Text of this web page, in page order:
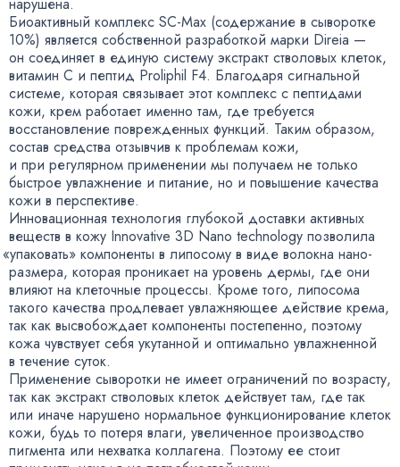
Биоактивный комплекс SC-Max (содержание в сыворотке
10%) является собственной разработкой марки Direia —
он соединяет в единую систему экстракт стволовых клеток,
витамин С и пептид Proliphil F4. Благодаря сигнальной
системе, которая связывает этот комплекс с пептидами
кожи, крем работает именно там, где требуется
восстановление поврежденных функций. Таким образом,
состав средства отзывчив к проблемам кожи,
и при регулярном применении мы получаем не только
быстрое увлажнение и питание, но и повышение качества
кожи в перспективе.
Инновационная технология глубокой доставки активных
веществ в кожу Innovative 3D Nano technology позволила
«упаковать» компоненты в липосому в виде волокна нано-
размера, которая проникает на уровень дермы, где они
влияют на клеточные процессы. Кроме того, липосома
такого качества продлевает увлажняющее действие крема,
так как высвобождает компоненты постепенно, поэтому
кожа чувствует себя укутанной и оптимально увлажненной
в течение суток.
Применение сыворотки не имеет ограничений по возрасту,
так как экстракт стволовых клеток действует там, где так
или иначе нарушено нормальное функционирование клеток
кожи, будь то потеря влаги, увеличенное производство
пигмента или нехватка коллагена. Поэтому ее стоит